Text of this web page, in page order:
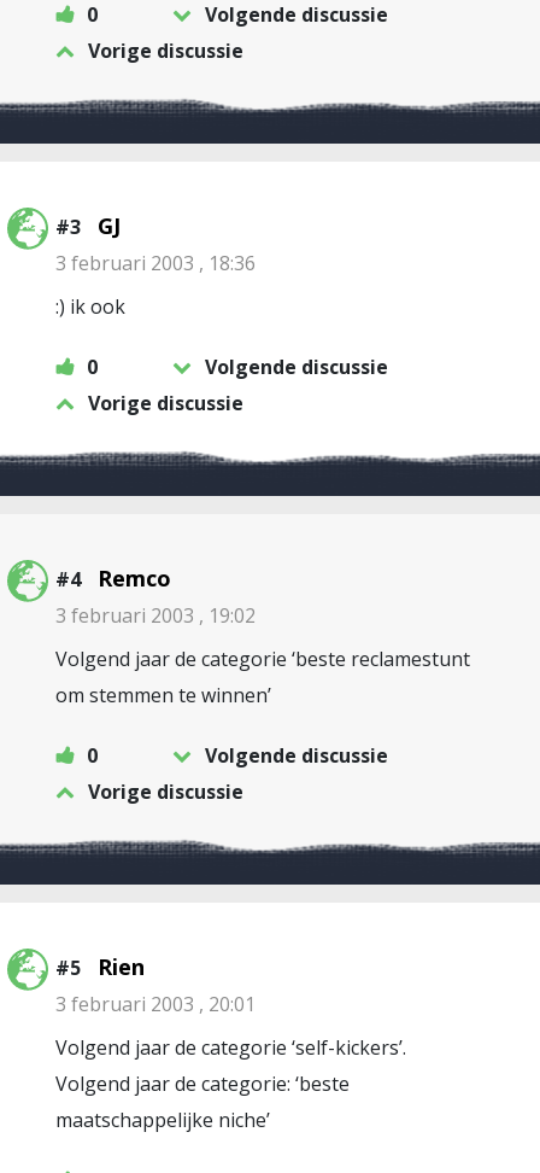
0
Volgende discussie
Vorige discussie
#3 GJ
3 februari 2003 , 18:36
:) ik ook
0
Volgende discussie
Vorige discussie
#4 Remco
3 februari 2003 , 19:02
Volgend jaar de categorie ‘beste reclamestunt
om stemmen te winnen’
0
Volgende discussie
Vorige discussie
#5 Rien
3 februari 2003 , 20:01
Volgend jaar de categorie ‘self-kickers’.
Volgend jaar de categorie: ‘beste
maatschappelijke niche’